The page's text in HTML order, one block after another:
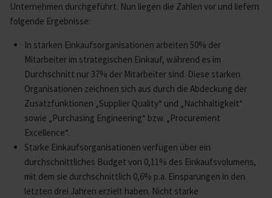
Unternehmen durchgeführt. Nun liegen die Zahlen vor und liefern
folgende Ergebnisse:
In starken Einkaufsorganisationen arbeiten 50% der
Mitarbeiter im strategischen Einkauf, während es im
Durchschnitt nur 37% der Mitarbeiter sind. Diese starken
Organisationen zeichnen sich aus durch die Abdeckung der
Zusatzfunktionen „Supplier Quality“ und „Nachhaltigkeit“
sowie „Purchasing Engineering“ bzw. „Procurement
Excellence“.
Starke Einkaufsorganisationen verfügen über ein
durchschnittliches Budget von 0,11% des Einkaufsvolumens,
mit dem sie durchschnittlich 0,6% p.a. Einsparungen in den
letzten drei Jahren erzielt haben. Nicht starke